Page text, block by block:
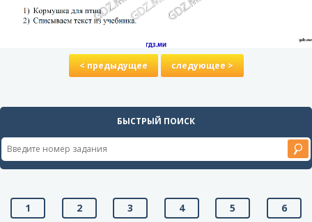
< предыдущее следующее >
БЫСТРЫЙ ПОИСК
1 2 3 4 5 6